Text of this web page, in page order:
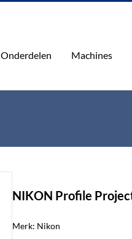
Onderdelen Machines
NIKON Profile
Merk: Nikon